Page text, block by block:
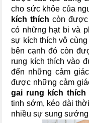
cho sức khỏe của
kích thích còn
có những hạt bi và
sự kích thích vô
bên cạnh đó còn
rung kích thích vào
đến những cảm
được những cảm
gai rung kích thích
tinh sớm, kéo dài
nhiều sự sung